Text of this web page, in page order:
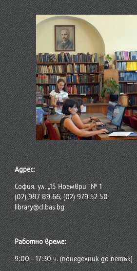
Адрес:
София, ул. „15 Ноември“ № 1
(02) 987 89 66, (02) 979 52 50
library@cl.bas.bg
Работно време:
9:00 – 17:30 ч. (понеделник до петък)